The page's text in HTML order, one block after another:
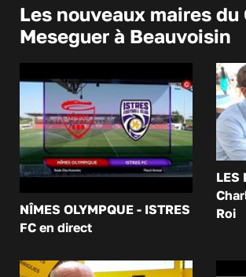
Les nouveaux maires du
Meseguer à Beauvoisin
NÎMES OLYMPQUE - ISTRES
FC en direct
LES
Roi